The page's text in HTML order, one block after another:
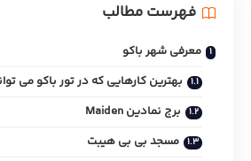
فهرست مطالب
معرفی شهر باکو
بهترین کارهایی که در تور باکو می
برج نمادین Maiden
مسجد بی بی هیبت